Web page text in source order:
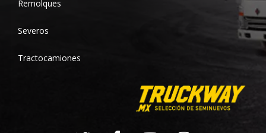
Remolques
Severos
Tractocamiones